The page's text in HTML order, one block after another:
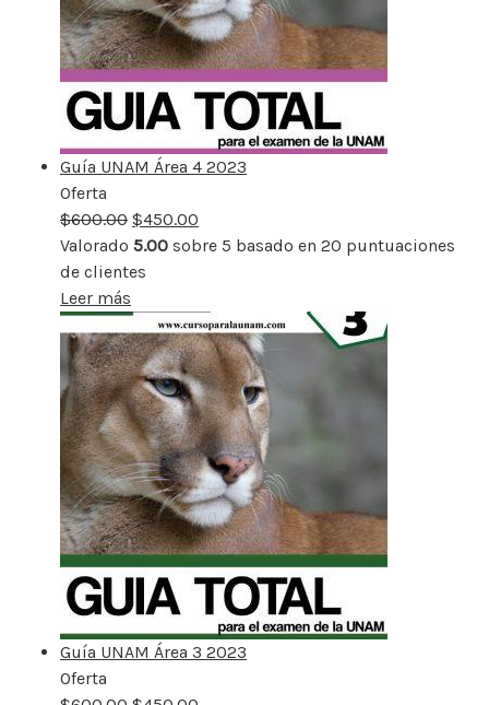
Guía UNAM Área 4 2023
Oferta
rebajado
$600.00 $450.00
Valorado 5.00 sobre 5 basado en 20 puntuaciones
de clientes
Leer más
Guía UNAM Área 3 2023
Oferta